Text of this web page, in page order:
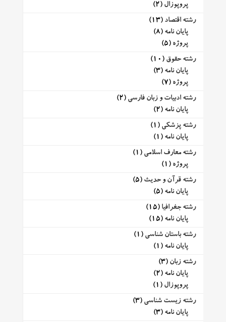
پروپوزال (2)
رشته اقتصاد (13)
پایان نامه (8)
پروژه (5)
رشته حقوق (10)
پایان نامه (3)
پروژه (7)
رشته ادبیات و زبان فارسی (2)
پایان نامه (2)
رشته پزشکی (1)
پایان نامه (1)
رشته معارف اسلامی (1)
پروژه (1)
رشته قرآن و حدیث (5)
پایان نامه (5)
رشته جغرافیا (15)
پایان نامه (15)
رشته باستان شناسی (1)
پایان نامه (1)
رشته زبان (3)
پایان نامه (2)
پروپوزال (1)
رشته زیست شناسی (3)
پایان نامه (3)